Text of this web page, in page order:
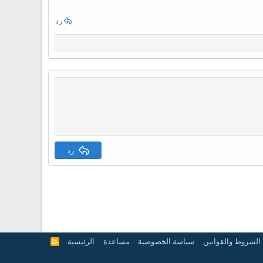
رد
رد
الشروط والقوانين سياسة الخصوصية مساعدة الرئيسية
R